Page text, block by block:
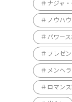
ナジャ
ノウハウ
パワース
プレゼン
メンヘラ
ロマン